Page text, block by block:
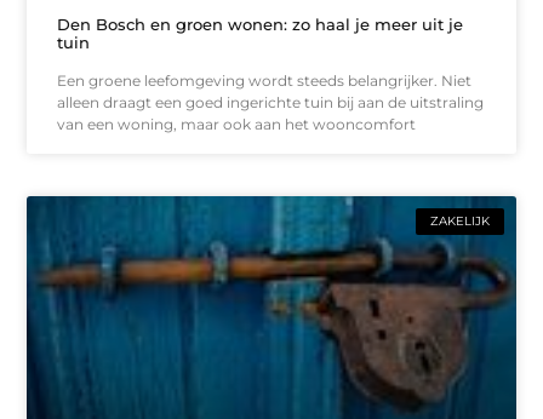
Den Bosch en groen wonen: zo haal je meer uit je
tuin
Een groene leefomgeving wordt steeds belangrijker. Niet
alleen draagt een goed ingerichte tuin bij aan de uitstraling
van een woning, maar ook aan het wooncomfort
ZAKELIJK